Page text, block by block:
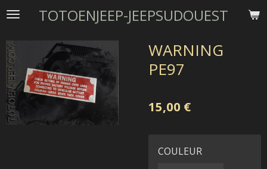
Passer
contenu
principal
TOTOENJEEP-JEEPSUDOUEST
WARNING
PE97
15,00 €
COULEUR